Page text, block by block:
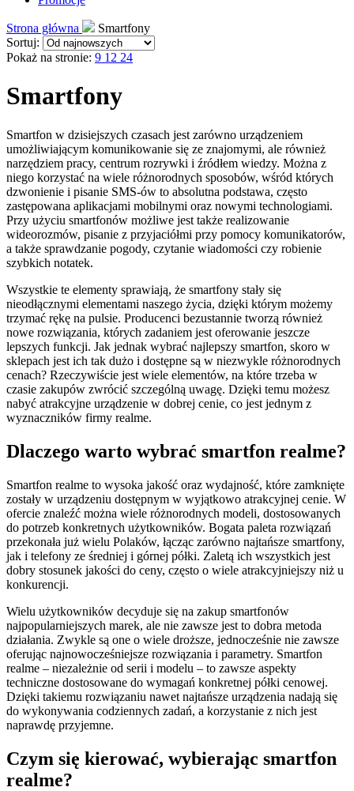
Strona główna
Smartfony
Sortuj:
Pokaż na stronie: 9 12 24
Smartfony
Smartfon w dzisiejszych czasach jest zarówno urządzeniem
umożliwiającym komunikowanie się ze znajomymi, ale również
narzędziem pracy, centrum rozrywki i źródłem wiedzy. Można z
niego korzystać na wiele różnorodnych sposobów, wśród których
dzwonienie i pisanie SMS-ów to absolutna podstawa, często
zastępowana aplikacjami mobilnymi oraz nowymi technologiami.
Przy użyciu smartfonów możliwe jest także realizowanie
wideorozmów, pisanie z przyjaciółmi przy pomocy komunikatorów,
a także sprawdzanie pogody, czytanie wiadomości czy robienie
szybkich notatek.
Wszystkie te elementy sprawiają, że smartfony stały się
nieodłącznymi elementami naszego życia, dzięki którym możemy
trzymać rękę na pulsie. Producenci bezustannie tworzą również
nowe rozwiązania, których zadaniem jest oferowanie jeszcze
lepszych funkcji. Jak jednak wybrać najlepszy smartfon, skoro w
sklepach jest ich tak dużo i dostępne są w niezwykle różnorodnych
cenach? Rzeczywiście jest wiele elementów, na które trzeba w
czasie zakupów zwrócić szczególną uwagę. Dzięki temu możesz
nabyć atrakcyjne urządzenie w dobrej cenie, co jest jednym z
wyznaczników firmy realme.
Dlaczego warto wybrać smartfon realme?
Smartfon realme to wysoka jakość oraz wydajność, które zamknięte
zostały w urządzeniu dostępnym w wyjątkowo atrakcyjnej cenie. W
ofercie znaleźć można wiele różnorodnych modeli, dostosowanych
do potrzeb konkretnych użytkowników. Bogata paleta rozwiązań
przekonała już wielu Polaków, łącząc zarówno najtańsze smartfony,
jak i telefony ze średniej i górnej półki. Zaletą ich wszystkich jest
dobry stosunek jakości do ceny, często o wiele atrakcyjniejszy niż u
konkurencji.
Wielu użytkowników decyduje się na zakup smartfonów
najpopularniejszych marek, ale nie zawsze jest to dobra metoda
działania. Zwykle są one o wiele droższe, jednocześnie nie zawsze
oferując najnowocześniejsze rozwiązania i parametry. Smartfon
realme – niezależnie od serii i modelu – to zawsze aspekty
techniczne dostosowane do wymagań konkretnej półki cenowej.
Dzięki takiemu rozwiązaniu nawet najtańsze urządzenia nadają się
do wykonywania codziennych zadań, a korzystanie z nich jest
naprawdę przyjemne.
Czym się kierować, wybierając smartfon
realme?